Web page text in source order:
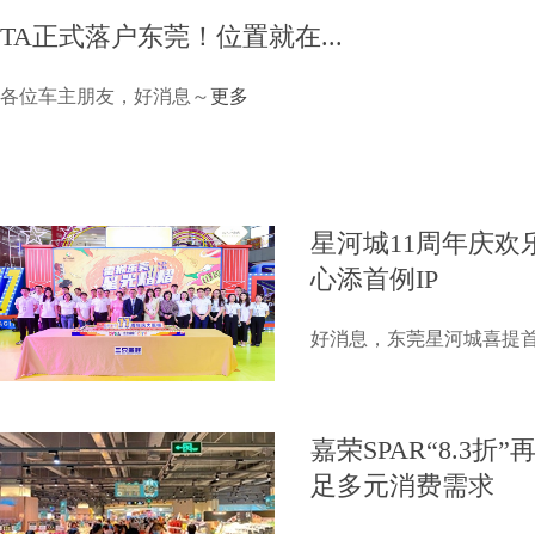
TA正式落户东莞！位置就在...
各位车主朋友，好消息～更多
星河城11周年庆欢
心添首例IP
好消息，东莞星河城喜提
嘉荣SPAR“8.3折”
足多元消费需求